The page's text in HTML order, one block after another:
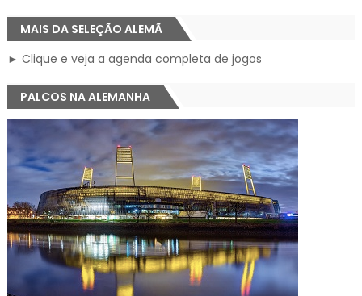
MAIS DA SELEÇÃO ALEMÃ
► Clique e veja a agenda completa de jogos
PALCOS NA ALEMANHA